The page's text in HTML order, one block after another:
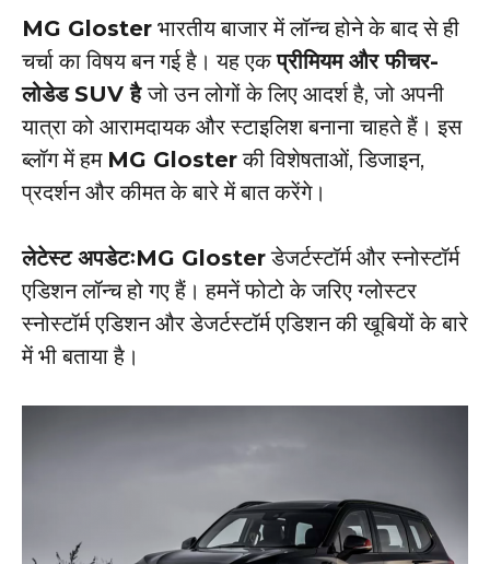
MG Gloster भारतीय बाजार में लॉन्च होने के बाद से ही
चर्चा का विषय बन गई है। यह एकप्रीमियम और फीचर-
लोडेड SUV हैजो उन लोगों के लिए आदर्श है, जो अपनी
यात्रा को आरामदायक और स्टाइलिश बनाना चाहते हैं। इस
ब्लॉग में हम MG Glosterकी विशेषताओं, डिजाइन,
प्रदर्शन और कीमत के बारे में बात करेंगे।
लेटेस्ट अपडेटःMG Glosterडेजर्टस्टॉर्म और स्नोस्टॉर्म
एडिशन लॉन्च हो गए हैं। हमनें फोटो के जरिए ग्लोस्टर
स्नोस्टॉर्म एडिशन और डेजर्टस्टॉर्म एडिशन की खूबियों के बारे
में भी बताया है।